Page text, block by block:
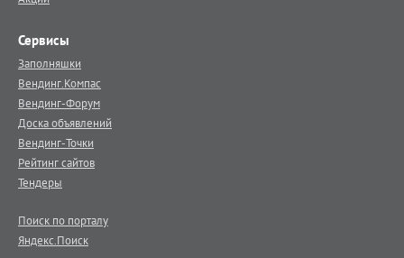
Сервисы
Заполняшки
Вендинг.Компас
Вендинг-Форум
Доска объявлений
Вендинг-Точки
Рейтинг сайтов
Тендеры
Поиск по порталу
Яндекс.Поиск